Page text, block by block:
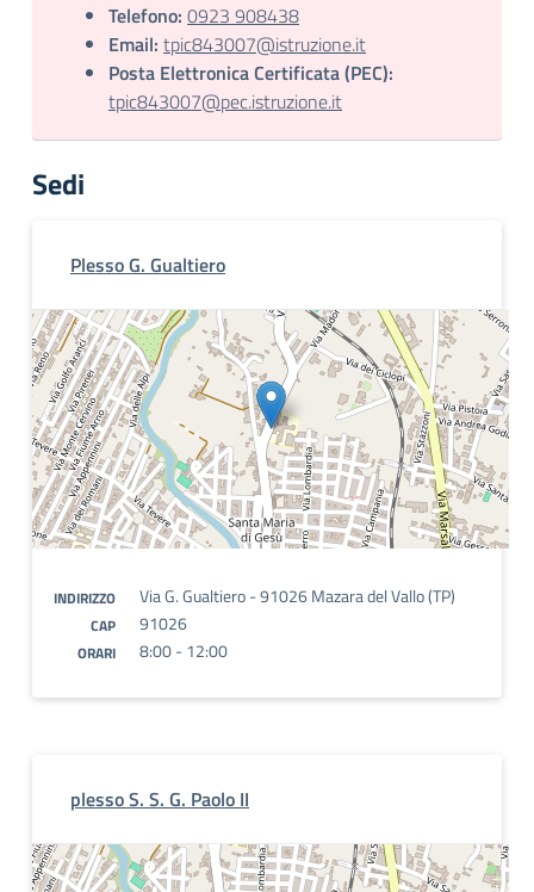
Telefono: 0923 908438
Email: tpic843007@istruzione.it
Posta Elettronica Certificata (PEC):
tpic843007@pec.istruzione.it
Sedi
Plesso G. Gualtiero
INDIRIZZO Via G. Gualtiero - 91026 Mazara del Vallo (TP)
CAP 91026
ORARI 8:00 - 12:00
plesso S. S. G. Paolo II